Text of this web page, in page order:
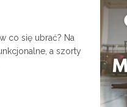
co się ubrać? Na
a szorty